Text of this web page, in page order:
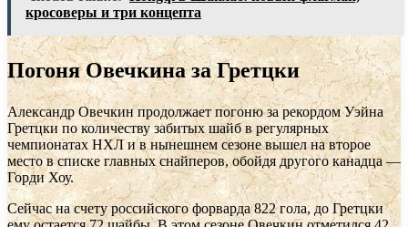
кросоверы и три концепта
Погоня Овечкина за Гретцки
Александр Овечкин продолжает погоню за рекордом Уэйна
Гретцки по количеству забитых шайб в регулярных
чемпионатах НХЛ и в нынешнем сезоне вышел на второе
место в списке главных снайперов, обойдя другого канадца —
Горди Хоу.
Сейчас на счету российского форварда 822 гола, до Гретцки